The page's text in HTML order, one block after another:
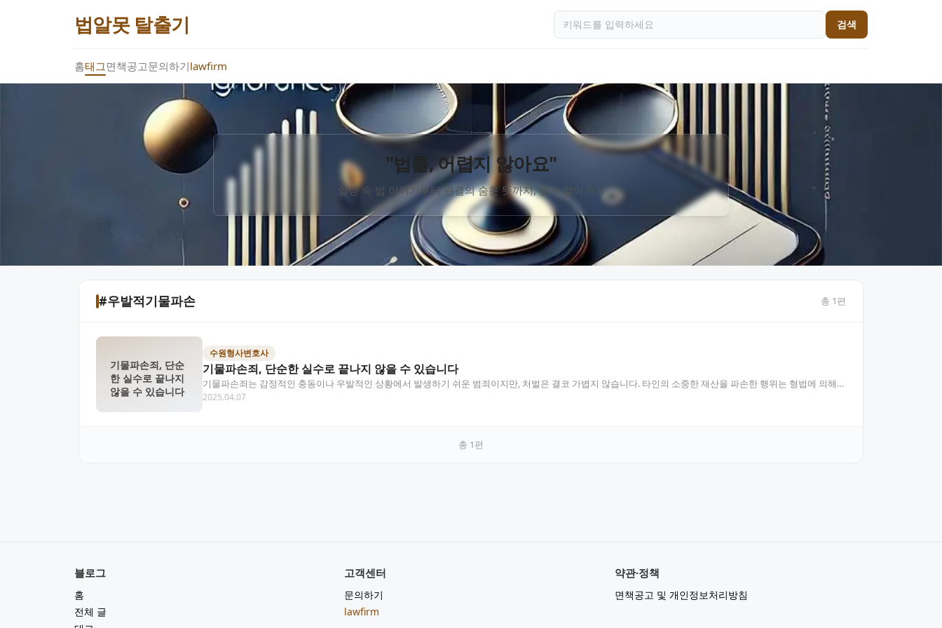
법알못 탈출기 검색
홈태그면책공고문의하기lawfirm
"법률, 어렵지 않아요"
일상 속 법 이야기부터 판결의 숨은 뜻까지, 함께 알아가기
#우발적기물파손 총 1편
기물파손죄, 단순
한 실수로 끝나지
않을 수 있습니다
수원형사변호사
기물파손죄, 단순한 실수로 끝나지 않을 수 있습니다
기물파손죄는 감정적인 충동이나 우발적인 상황에서 발생하기 쉬운 범죄이지만, 처벌은 결코 가볍지 않습니다. 타인의 소중한 재산을 파손한 행위는 형법에 의해
엄격히 규율되며, 민형사상…
2025.04.07
총 1편
블로그
홈
전체 글
고객센터
문의하기
lawfirm
약관·정책
면책공고 및 개인정보처리방침